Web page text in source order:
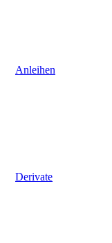
Anleihen
Derivate